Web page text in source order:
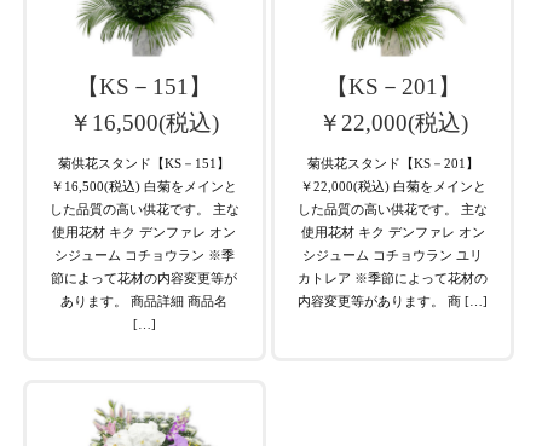
【KS－151】
￥16,500(税込)
菊供花スタンド【KS－151】
￥16,500(税込) 白菊をメインと
した品質の高い供花です。 主な
使用花材 キク デンファレ オン
シジューム コチョウラン ※季
節によって花材の内容変更等が
あります。 商品詳細 商品名
[…]
【KS－201】
￥22,000(税込)
菊供花スタンド【KS－201】
￥22,000(税込) 白菊をメインと
した品質の高い供花です。 主な
使用花材 キク デンファレ オン
シジューム コチョウラン ユリ
カトレア ※季節によって花材の
内容変更等があります。 商 […]